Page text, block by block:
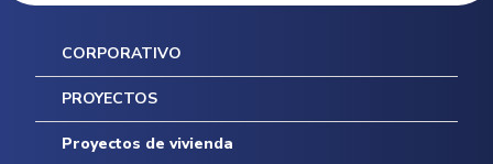
CORPORATIVO
Inicio
Mapa del sitio
Postventas
Contratación Directa
PROYECTOS
Proyectos de vivienda